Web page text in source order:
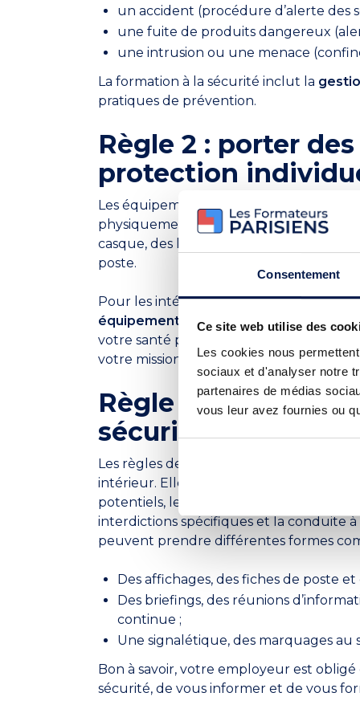
Consentement
Ce site web utilise des
Les cookies nous
sociaux et d'analyser notre
partenaires de médias
vous leur avez fournies ou
un accident (procédure d’alerte des
une fuite de produits dangereux
une intrusion ou une menace
La formation à la sécurité inclut la
pratiques de prévention.
Règle 2 : porter
protection
Les équipements de protection
physiquement pendant votre temps de
casque, des lunettes, des chaussures
poste.
Pour les intérimaires, c’est à
équipements de travailnécessaires et
votre santé physique et prévenir les
votre mission et vous devez les
Règle 3 : respecter
sécurité
Les règles de sécurité sont affichées
intérieur. Elles constituent une
potentiels, les étapes à suivre pour
interdictions spécifiques et la conduite à
peuvent prendre différentes formes
Des affichages, des fiches de poste
Des briefings, des réunions
continue ;
Une signalétique, des marquages au
Bon à savoir, votre employeur est
sécurité, de vous informer et de vous